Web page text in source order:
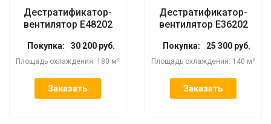
Дестратификатор-
вентилятор E48202
Покупка: 30 200 руб.
Площадь охлаждения: 180 м²
Заказать
Дестратификатор-
вентилятор E36202
Покупка: 25 300 руб.
Площадь охлаждения: 140 м²
Заказать